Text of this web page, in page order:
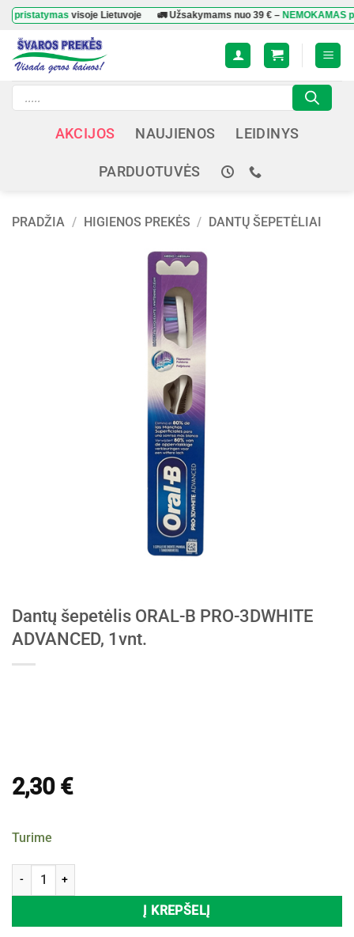
Skip
content
visoje Lietuvoje 🚛 Užsakymams nuo39 €–NEMOKAMAS
Products
search
AKCIJOS NAUJIENOS LEIDINYS
PARDUOTUVĖS
PRADŽIA / HIGIENOS PREKĖS / DANTŲ ŠEPETĖLIAI
Dantų šepetėlis ORAL-B PRO-3DWHITE
ADVANCED, 1vnt.
2,30 €
Turime
produkto kiekis: Dantų šepetėlis ORAL-B PRO-3DWHITE
Į KREPŠELĮ